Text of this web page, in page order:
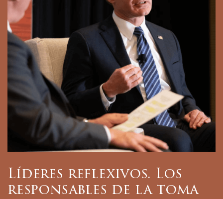
Líderes reflexivos. Los
responsables de la toma